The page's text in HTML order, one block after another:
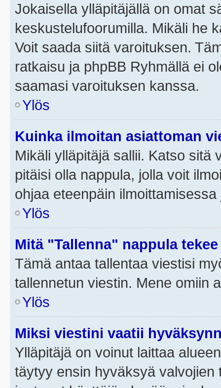
Jokaisella ylläpitäjällä on omat
keskustelufoorumilla. Mikäli he
Voit saada siitä varoituksen.
ratkaisu ja phpBB Ryhmällä ei
saamasi varoituksen kanssa.
Ylös
Kuinka ilmoitan asiattoman
Mikäli ylläpitäjä sallii. Katso sitä
pitäisi olla nappula, jolla voit
ohjaa eteenpäin
Ylös
Mitä "Tallenna" nappula
Tämä antaa tallentaa viestisi
tallennetun viestin. Mene omiin
Ylös
Miksi viestini vaatii
Ylläpitäjä on voinut laittaa
täytyy ensin hyväksyä